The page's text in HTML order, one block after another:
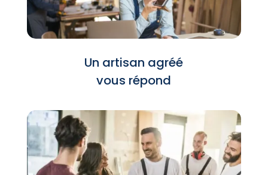
Un artisan agréé
vous répond